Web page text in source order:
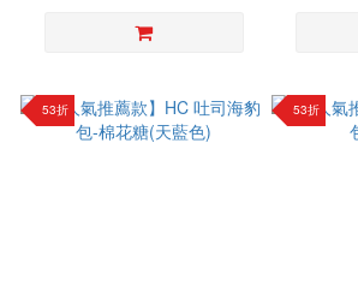
53折 53折